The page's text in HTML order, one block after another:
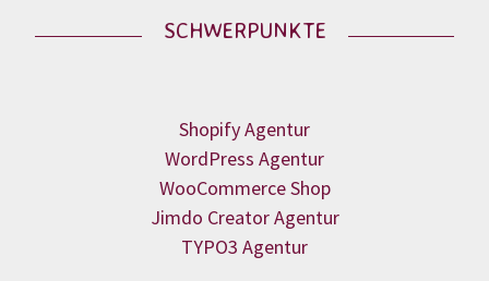
SCHWERPUNKTE
Shopify Agentur
WordPress Agentur
WooCommerce Shop
Jimdo Creator Agentur
TYPO3 Agentur